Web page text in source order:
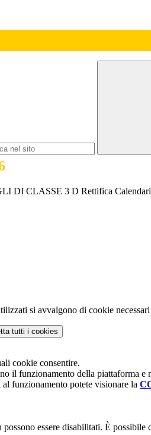
CLASSE 3 D Rettifica
si avvalgono di cookie
tutti i cookies
cookie consentire.
il funzionamento della piattaforma e
funzionamento potete visionare la
essere disabilitati. È